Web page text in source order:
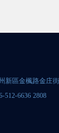
新區金楓路金庄
512-6636 2808